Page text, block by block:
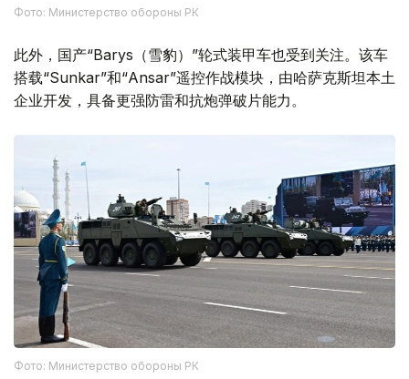
Фото: Министерство обороны РК
此外，国产“Barys（雪豹）”轮式装甲车也受到关注。该车
搭载“Sunkar”和“Ansar”遥控作战模块，由哈萨克斯坦本土
企业开发，具备更强防雷和抗炮弹破片能力。
Фото: Министерство обороны РК